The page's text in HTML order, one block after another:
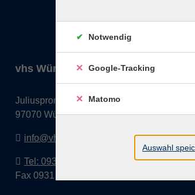
vhs Würzburg & Umgebung e. V.
Juliuspromenade 68
97070 Würzburg
info@vhs-wuerzburg.de
Tel: 0931 35593 0
Fax 0931 35593-20
Notwendig
Google-Tracking
Matomo
Auswahl